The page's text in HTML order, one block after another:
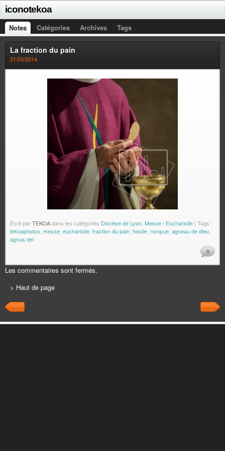
iconotekoa
Notes Catégories Archives Tags
La fraction du pain
31/03/2014
Écrit parTEKOAdans les catégories Diocèse de Lyon Messe / Eucharistie | Tags :
tekoaphotos messe eucharistie fraction du pain hostie rompue agneau de dieu
agnus dei
0
Les commentaires sont fermés.
> Haut de page